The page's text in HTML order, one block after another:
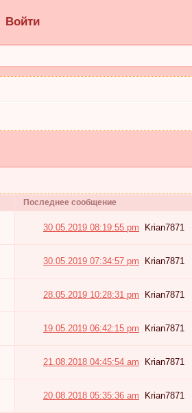
Войти
Последнее сообщение
30.05.2019 08:19:55 pm Krian7871
30.05.2019 07:34:57 pm Krian7871
28.05.2019 10:28:31 pm Krian7871
19.05.2019 06:42:15 pm Krian7871
21.08.2018 04:45:54 am Krian7871
20.08.2018 05:35:36 am Krian7871